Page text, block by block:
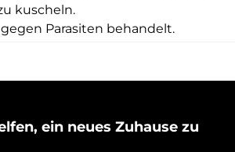
kuscheln.
Parasiten behandelt.
ein neues Zuhause zu